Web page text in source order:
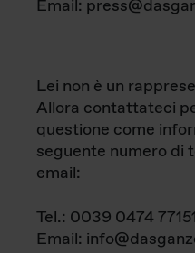
Email:
Lei non è un
Allora contattateci
questione come
seguente numero di
email:
Tel.: 0039 0474
Email: